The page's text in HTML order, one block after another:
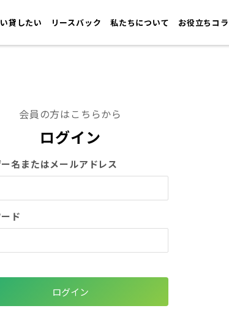
貸したい リースバック 私たちについて お役立ちコ
会員の方はこちらから
ログイン
名またはメールアドレス
ド